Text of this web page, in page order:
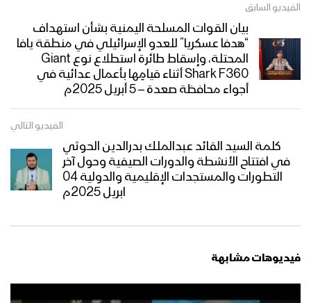
الفيديو السابق
بيان القوات المسلحة اليمنية بشأن استهداف
“هدفا عسكريا” للعدو الإسرائيلي في منطقة يافا
المحتلة، وإسقاط طائرة استطلاع نوع Giant
Shark F360 أثناء قيامِها بأعمال عدائية في
أجواء محافظة صعدة – 5 أبريل 2025م
الفيديو التالي
كلمة السيد القائد عبدالملك بدرالدين الحوثي
في افتتاح الأنشطة والدورات الصيفية وحول آخر
التطورات والمستجدات الإقليمية والدولية 04
ابريل 2025م
فيديوهات مشابهة